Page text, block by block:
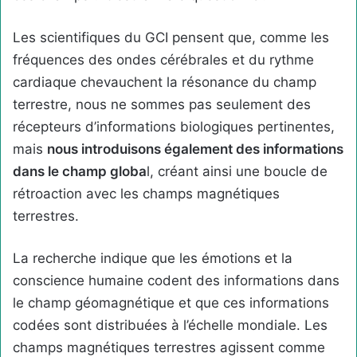
Les scientifiques du GCI pensent que, comme les
fréquences des ondes cérébrales et du rythme
cardiaque chevauchent la résonance du champ
terrestre, nous ne sommes pas seulement des
récepteurs d’informations biologiques pertinentes,
mais nous introduisons également des informations
dans le champ global, créant ainsi une boucle de
rétroaction avec les champs magnétiques
terrestres.
La recherche indique que les émotions et la
conscience humaine codent des informations dans
le champ géomagnétique et que ces informations
codées sont distribuées à l’échelle mondiale. Les
champs magnétiques terrestres agissent comme